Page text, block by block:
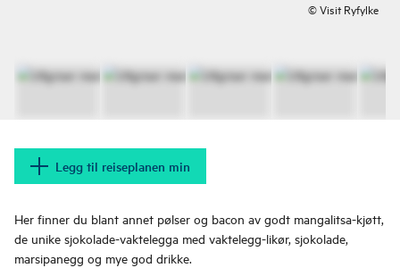
© Visit Ryfylke
Legg til reiseplanen min
Her finner du blant annet pølser og bacon av godt mangalitsa-kjøtt,
de unike sjokolade-vaktelegga med vaktelegg-likør, sjokolade,
marsipanegg og mye god drikke.